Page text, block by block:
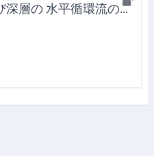
日本海における表層及び深層の 水平循環流の季節変化に関する研究